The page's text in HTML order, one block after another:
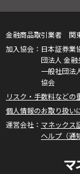
金融商品取引業者 関
日本証券業
団法人 金融
一般社団法
協会
リスク・手数料などの
個人情報のお取り扱い
マネックス
ヘルプ（通